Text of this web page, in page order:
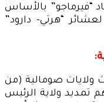
“فيرماجو” بالأساس
“هرتي- دارود”
ولايات صومالية (من
تمديد ولاية الرئيس